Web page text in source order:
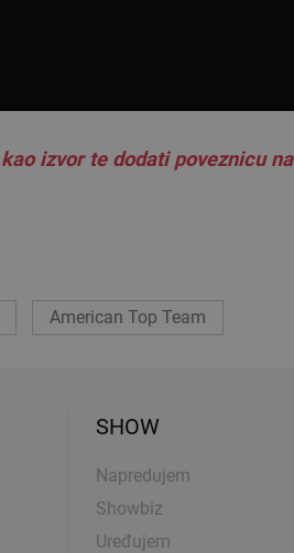
izvor te dodati poveznicu na
American Top Team
SHOW
Napredujem
Showbiz
Uređujem